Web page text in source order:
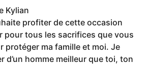
Kylian
profiter de cette occasion
pour tous les sacrifices que vous
protéger ma famille et moi. Je
d’un homme meilleur que toi, ton